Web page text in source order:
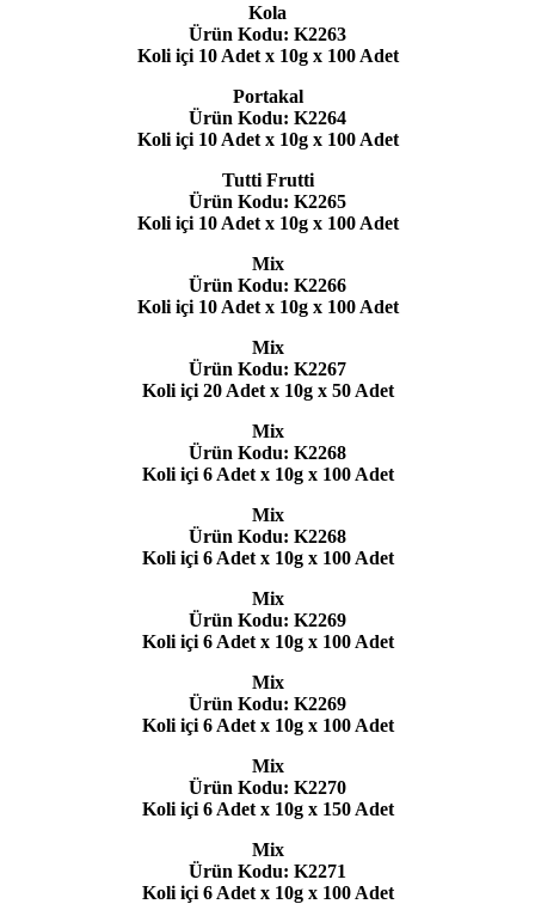
Kola
Ürün Kodu: K2263
Koli içi 10 Adet x 10g x 100 Adet
Portakal
Ürün Kodu: K2264
Koli içi 10 Adet x 10g x 100 Adet
Tutti Frutti
Ürün Kodu: K2265
Koli içi 10 Adet x 10g x 100 Adet
Mix
Ürün Kodu: K2266
Koli içi 10 Adet x 10g x 100 Adet
Mix
Ürün Kodu: K2267
Koli içi 20 Adet x 10g x 50 Adet
Mix
Ürün Kodu: K2268
Koli içi 6 Adet x 10g x 100 Adet
Mix
Ürün Kodu: K2268
Koli içi 6 Adet x 10g x 100 Adet
Mix
Ürün Kodu: K2269
Koli içi 6 Adet x 10g x 100 Adet
Mix
Ürün Kodu: K2269
Koli içi 6 Adet x 10g x 100 Adet
Mix
Ürün Kodu: K2270
Koli içi 6 Adet x 10g x 150 Adet
Mix
Ürün Kodu: K2271
Koli içi 6 Adet x 10g x 100 Adet